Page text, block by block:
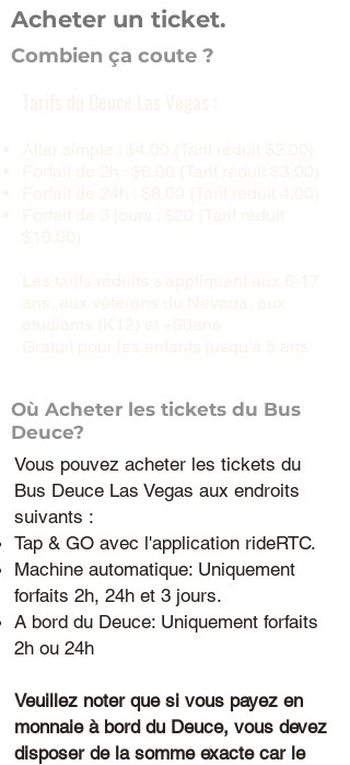
Acheter un ticket.
Combien ça coute ?
Où Acheter les tickets du Bus
Deuce?
Vous pouvez acheter les tickets du
Bus Deuce Las Vegas aux endroits
suivants :
Tap & GO avec l'application rideRTC.
Machine automatique: Uniquement
forfaits 2h, 24h et 3 jours.
A bord du Deuce: Uniquement forfaits
2h ou 24h
Veuillez noter que si vous payez en
monnaie à bord du Deuce, vous devez
disposer de la somme exacte car le